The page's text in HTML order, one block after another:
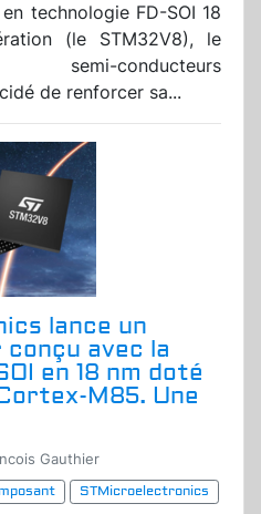
technologie FD-SOI 18
(le STM32V8), le
conducteurs
de renforcer sa...
lance un
avec la
en 18 nm doté
M85. Une
Gauthier
STMicroelectronics